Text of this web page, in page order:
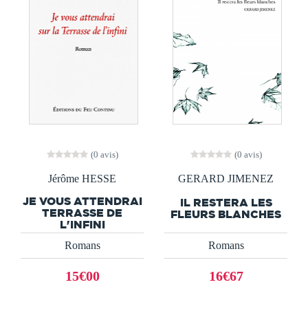
(0 avis)
Jérôme HESSE
JE VOUS ATTENDRAI
TERRASSE DE
L'INFINI
Romans
15€00
(0 avis)
GERARD JIMENEZ
IL RESTERA LES
FLEURS BLANCHES
Romans
16€67